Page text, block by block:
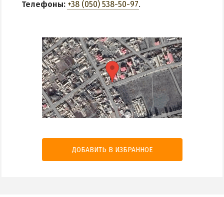
Телефоны: +38 (050) 538-50-97.
ДОБАВИТЬ В ИЗБРАННОЕ